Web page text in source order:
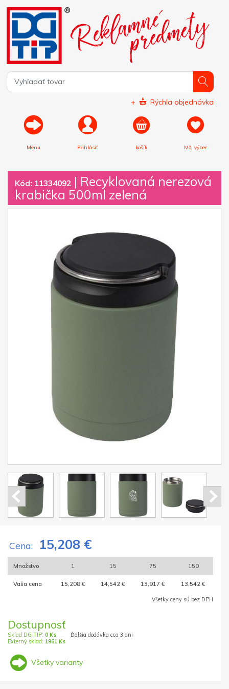
+ Rýchla objednávka
Menu Prihlásiť košík Môj výber
Kód: 11334092 | Recyklovaná nerezová
krabička 500ml zelená
Cena: 15,208 €
Množstvo 1 15 75 150
Vaša cena 15,208 € 14,542 € 13,917 € 13,542 €
Všetky ceny sú bez DPH
Dostupnosť
Sklad DG TIP: 0 Ks
Externý sklad: 1961 Ks
Ďalšia dodávka cca 3 dni
Všetky varianty